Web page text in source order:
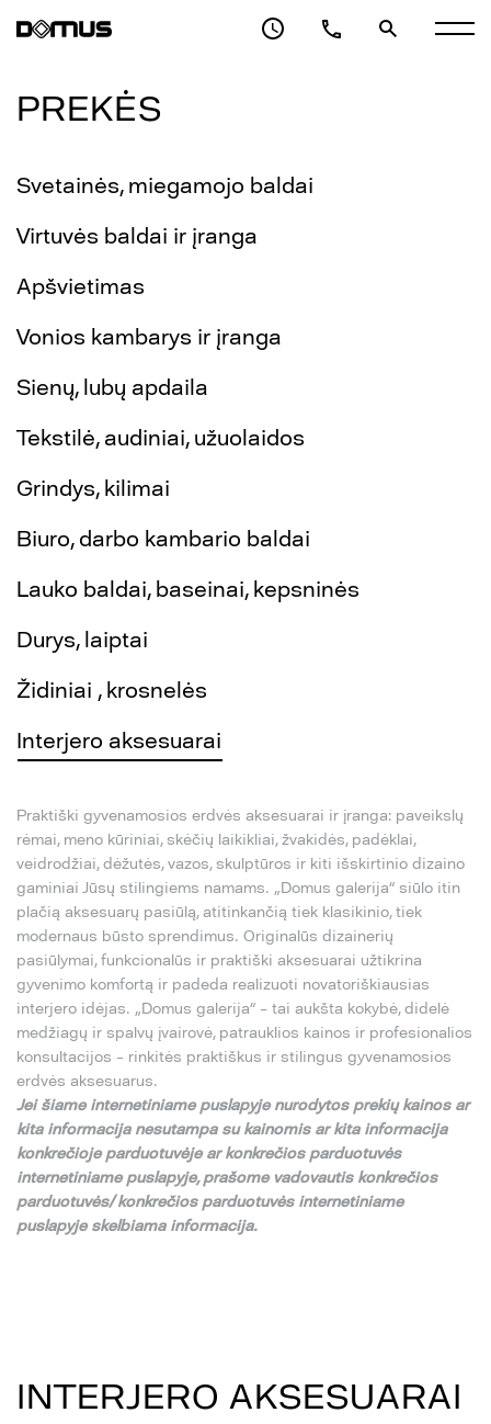
PREKĖS
Svetainės, miegamojo baldai
Virtuvės baldai ir įranga
Apšvietimas
Vonios kambarys ir įranga
Sienų, lubų apdaila
Tekstilė, audiniai, užuolaidos
Grindys, kilimai
Biuro, darbo kambario baldai
Lauko baldai, baseinai, kepsninės
Durys, laiptai
Židiniai , krosnelės
Interjero aksesuarai
Praktiški gyvenamosios erdvės aksesuarai ir įranga: paveikslų
rėmai, meno kūriniai, skėčių laikikliai, žvakidės, padėklai,
veidrodžiai, dėžutės, vazos, skulptūros ir kiti išskirtinio dizaino
gaminiai Jūsų stilingiems namams. „Domus galerija“ siūlo itin
plačią aksesuarų pasiūlą, atitinkančią tiek klasikinio, tiek
modernaus būsto sprendimus. Originalūs dizainerių
pasiūlymai, funkcionalūs ir praktiški aksesuarai užtikrina
gyvenimo komfortą ir padeda realizuoti novatoriškiausias
interjero idėjas. „Domus galerija“ – tai aukšta kokybė, didelė
medžiagų ir spalvų įvairovė, patrauklios kainos ir profesionalios
konsultacijos – rinkitės praktiškus ir stilingus gyvenamosios
erdvės aksesuarus.
Jeišiame internetiniame puslapyje nurodytos prekiųkainos ar
kita informacija nesutampa sukainomis ar kita informacija
konkrečioje parduotuvėje ar konkrečios parduotuvės
internetiniame puslapyje,prašome vadovautis konkrečios
parduotuvės/ konkrečios parduotuvės internetiniame
puslapyje skelbiama informacija.
INTERJERO AKSESUARAI